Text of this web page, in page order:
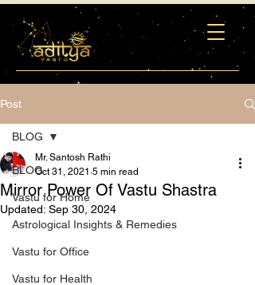
Post
BLOG
Vastu for Home
Astrological Insights & Remedies
Vastu for Office
Vastu for Health
BLOG
Mirror Power Of Vastu Shastra
Mr. Santosh Rathi
Oct 31, 2021 5 min read
Updated: Sep 30, 2024